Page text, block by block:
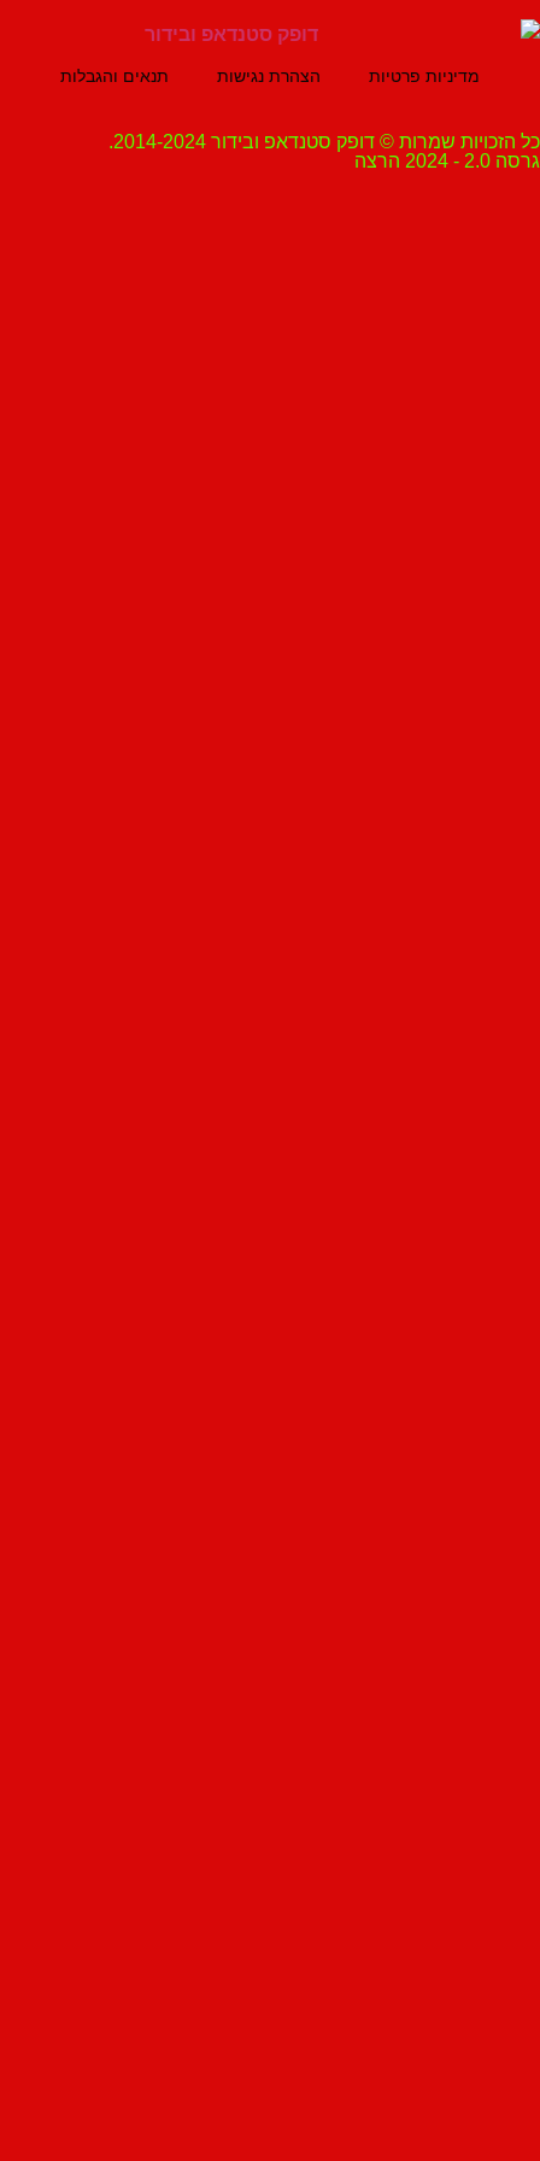
מדיניות פרטיות הצהרת נגישות תנאים והגבלות
שמרות © דופק סטנדאפ ובידור 2014-2024.